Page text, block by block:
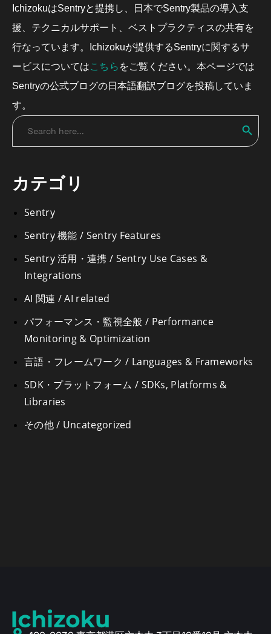
IchizokuはSentryと提携し、日本でSentry製品の導入支
援、テクニカルサポート、ベストプラクティスの共有を
行なっています。Ichizokuが提供するSentryに関するサ
ービスについてはこちら をご覧ください。本ページでは
Sentryの公式ブログの日本語翻訳ブログを投稿していま
す。
Search
for:
カテゴリ
AI 関連 / AI related
SDK・プラットフォーム / SDKs, Platforms &
Libraries
Sentry
Sentry 機能 / Sentry Features
Sentry 活用・連携 / Sentry Use Cases &
Integrations
その他 / Uncategorized
パフォーマンス・監視全般 / Performance
Monitoring & Optimization
言語・フレームワーク / Languages & Frameworks